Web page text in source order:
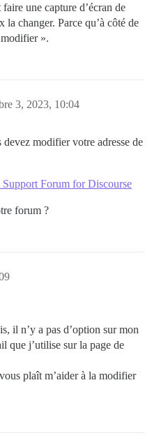
une capture d’écran de
changer. Parce qu’à côté de
».
3, 2023, 10:04
modifier votre adresse de
Forum for Discourse
forum ?
il n’y a pas d’option sur mon
que j’utilise sur la page de
plaît m’aider à la modifier